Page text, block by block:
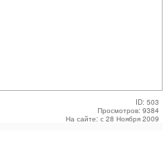
ID: 503
Просмотров: 9384
На сайте: с 28 Ноября 2009